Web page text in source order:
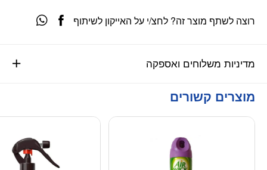
מדיניות משלוחים ואספקה
רוצה לשתף מוצר זה? לחצ/י על האייקון לשיתוף
מוצרים קשורים